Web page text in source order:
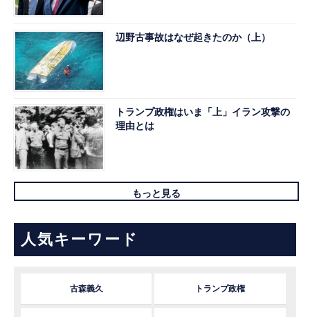
辺野古事故はなぜ起きたのか（上）
トランプ政権はいま「上」イラン攻撃の
理由とは
もっと見る
人気キーワード
古森義久 トランプ政権